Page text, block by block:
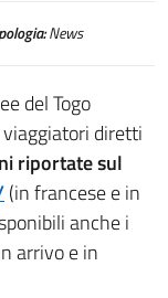
News
del Togo
diretti
riportate sul
(in francese e in
anche i
arrivo e in